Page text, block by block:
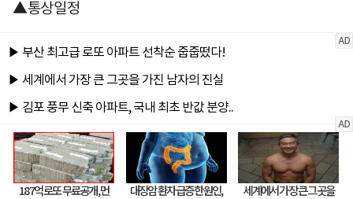
▲통상일정